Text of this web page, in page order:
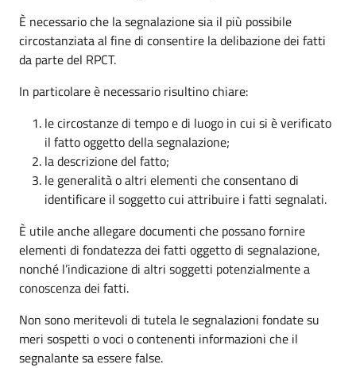
È necessario che la segnalazione sia il più possibile
circostanziata al fine di consentire la delibazione dei fatti
da parte del RPCT.
In particolare è necessario risultino chiare:
le circostanze di tempo e di luogo in cui si è verificato
il fatto oggetto della segnalazione;
la descrizione del fatto;
le generalità o altri elementi che consentano di
identificare il soggetto cui attribuire i fatti segnalati.
È utile anche allegare documenti che possano fornire
elementi di fondatezza dei fatti oggetto di segnalazione,
nonché l’indicazione di altri soggetti potenzialmente a
conoscenza dei fatti.
Non sono meritevoli di tutela le segnalazioni fondate su
meri sospetti o voci o contenenti informazioni che il
segnalante sa essere false.